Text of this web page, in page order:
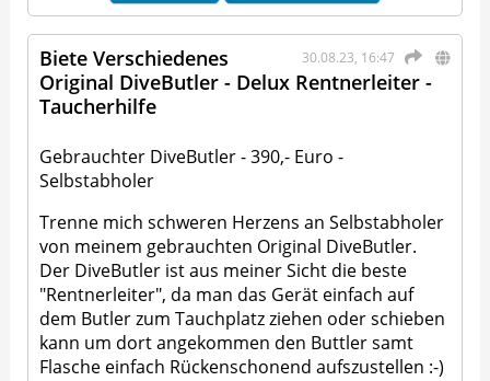
30.08.23, 16:47
Biete Verschiedenes
Original DiveButler - Delux Rentnerleiter -
Taucherhilfe
Gebrauchter DiveButler - 390,- Euro -
Selbstabholer
Trenne mich schweren Herzens an Selbstabholer
von meinem gebrauchten Original DiveButler.
Der DiveButler ist aus meiner Sicht die beste
"Rentnerleiter", da man das Gerät einfach auf
dem Butler zum Tauchplatz ziehen oder schieben
kann um dort angekommen den Buttler samt
Flasche einfach Rückenschonend aufszustellen :-)